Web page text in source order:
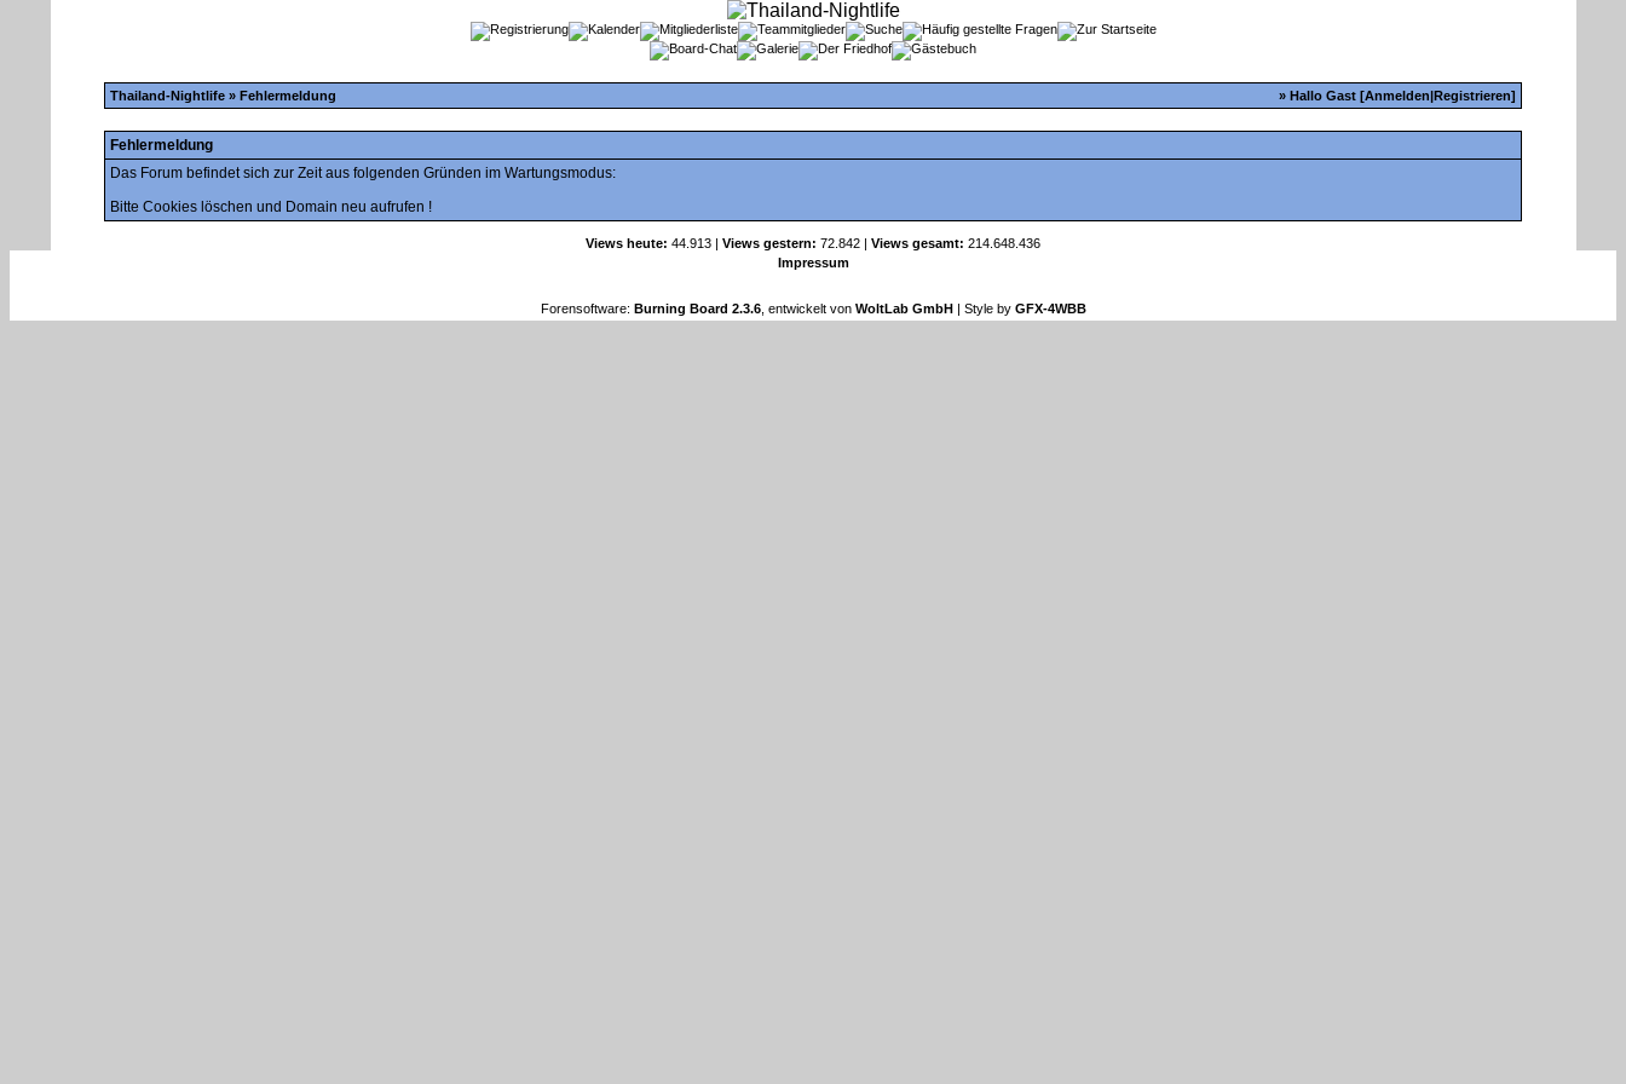
Thailand-Nightlife » Fehlermeldung » Hallo Gast [Anmelden|Registrieren]
Fehlermeldung
Das Forum befindet sich zur Zeit aus folgenden Gründen im Wartungsmodus:
Bitte Cookies löschen und Domain neu aufrufen !
Views heute: 44.913 | Views gestern: 72.842 | Views gesamt: 214.648.436
Impressum
Forensoftware: Burning Board 2.3.6, entwickelt von WoltLab GmbH| Style by GFX-4WBB